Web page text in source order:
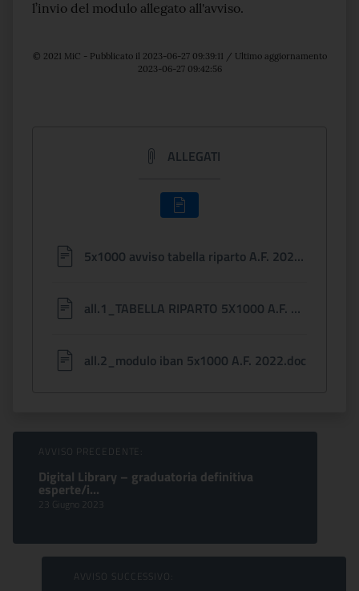
l’invio del modulo allegato all'avviso.
© 2021 MiC - Pubblicato il 2023-06-27 09:39:11 / Ultimo aggiornamento
2023-06-27 09:42:56
ALLEGATI
5x1000 avviso tabella riparto A.F. 2022-signed.pdf
all.1_TABELLA RIPARTO 5X1000 A.F. 2022.pdf
all.2_modulo iban 5x1000 A.F. 2022.doc
Sfoglia comunicati
AVVISO PRECEDENTE:
Digital Library – graduatoria definitiva
esperte/i...
23 Giugno 2023
AVVISO SUCCESSIVO: